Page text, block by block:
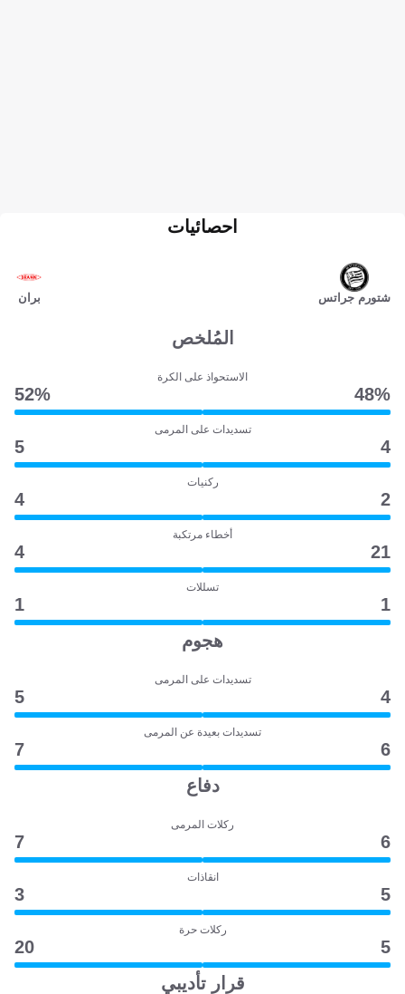
شتورم جراتس
احصائيات
بران
المُلخص
الاستحواذ على الكرة
48‎%‎
52‎%‎
تسديدات على المرمى
4
5
ركنيات
2
4
أخطاء مرتكبة
21
4
تسللات
1
1
هجوم
تسديدات على المرمى
4
5
تسديدات بعيدة عن المرمى
6
7
دفاع
ركلات المرمى
6
7
انقاذات
5
3
ركلات حرة
5
20
قرار تأديبي